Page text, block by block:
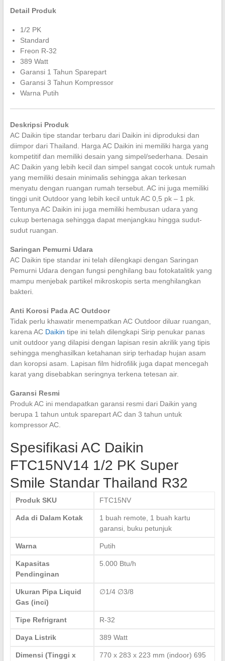
Detail Produk
1/2 PK
Standard
Freon R-32
389 Watt
Garansi 1 Tahun Sparepart
Garansi 3 Tahun Kompressor
Warna Putih
Deskripsi Produk
AC Daikin tipe standar terbaru dari Daikin ini diproduksi dan
diimpor dari Thailand. Harga AC Daikin ini memiliki harga yang
kompetitif dan memiliki desain yang simpel/sederhana. Desain
AC Daikin yang lebih kecil dan simpel sangat cocok untuk rumah
yang memiliki desain minimalis sehingga akan terkesan
menyatu dengan ruangan rumah tersebut. AC ini juga memiliki
tinggi unit Outdoor yang lebih kecil untuk AC 0,5 pk – 1 pk.
Tentunya AC Daikin ini juga memiliki hembusan udara yang
cukup bertenaga sehingga dapat menjangkau hingga sudut-
sudut ruangan.
Saringan Pemurni Udara
AC Daikin tipe standar ini telah dilengkapi dengan Saringan
Pemurni Udara dengan fungsi penghilang bau fotokatalitik yang
mampu menjebak partikel mikroskopis serta menghilangkan
bakteri.
Anti Korosi Pada AC Outdoor
Tidak perlu khawatir menempatkan AC Outdoor diluar ruangan,
karena AC Daikin tipe ini telah dilengkapi Sirip penukar panas
unit outdoor yang dilapisi dengan lapisan resin akrilik yang tipis
sehingga menghasilkan ketahanan sirip terhadap hujan asam
dan koropsi asam. Lapisan film hidrofilik juga dapat mencegah
karat yang disebabkan seringnya terkena tetesan air.
Garansi Resmi
Produk AC ini mendapatkan garansi resmi dari Daikin yang
berupa 1 tahun untuk sparepart AC dan 3 tahun untuk
kompressor AC.
Spesifikasi AC Daikin
FTC15NV14 1/2 PK Super
Smile Standar Thailand R32
Produk SKU FTC15NV
Ada di Dalam Kotak
1 buah remote, 1 buah kartu
garansi, buku petunjuk
Warna Putih
Kapasitas
Pendinginan
5.000 Btu/h
Ukuran Pipa Liquid
Gas (inci)
∅1/4 ∅3/8
Tipe Refrigrant R-32
Daya Listrik 389 Watt
Dimensi (Tinggi x 770 x 283 x 223 mm (indoor) 695